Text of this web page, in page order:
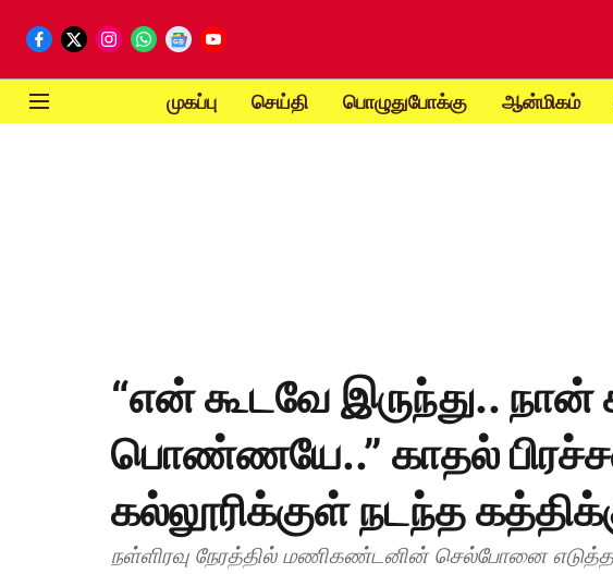
முகப்பு செய்தி பொழுதுபோக்கு ஆன்மிகம்
“என் கூடவே இருந்து.. நான்
பொண்ணயே..” காதல்
கல்லூரிக்குள் நடந்த
நள்ளிரவு நேரத்தில் மணிகண்டனின் செல்போனை